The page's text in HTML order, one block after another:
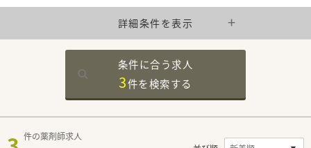
詳細条件を表示
条件に合う求人
3件を検索する
件の薬剤師求人